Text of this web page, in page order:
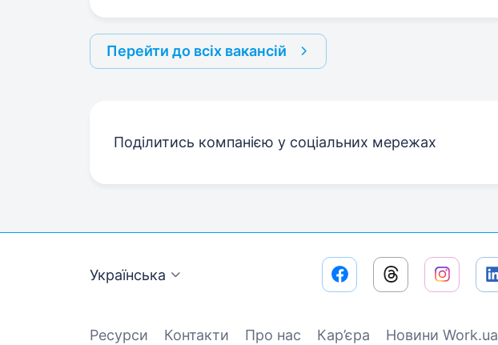
Перейти до всіх вакансій
Поділитись компанією у соціальних мережах
Українська
Ресурси Контакти Про нас Кар’єра Новини Work.ua